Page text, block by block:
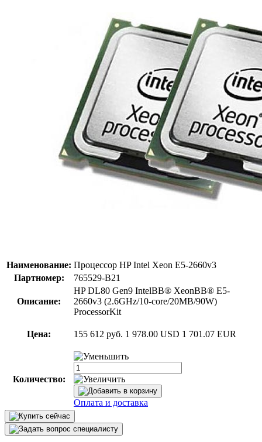
Наименование: Процессор HP Intel Xeon E5-2660v3
Партномер:
765529-B21
Описание:
HP DL80 Gen9 IntelВВ® XeonВВ® E5-
2660v3 (2.6GHz/10-core/20MB/90W)
ProcessorKit
Цена: 155 612 руб. 1 978.00 USD 1 701.07 EUR
Количество:
Оплата и доставка